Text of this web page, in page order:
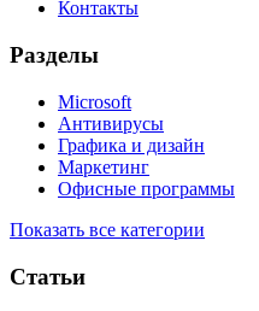
Контакты
Разделы
Microsoft
Антивирусы
Графика и дизайн
Маркетинг
Офисные программы
Показать все категории
Статьи